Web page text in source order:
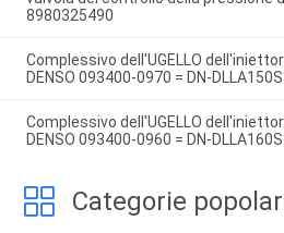
8980325490
Complessivo dell'UGELLO
DENSO 093400-0970 = DN-
Complessivo dell'UGELLO
DENSO 093400-0960 = DN-
Categorie